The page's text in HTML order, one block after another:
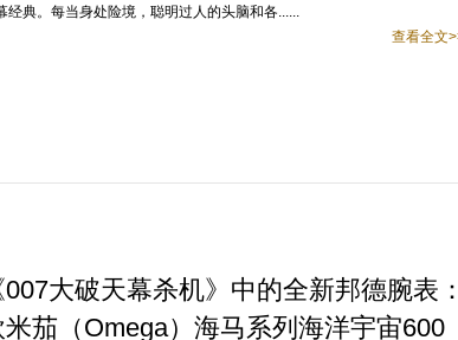
经典。每当身处险境，聪明过人的头脑和各......
查看全文
007大破天幕杀机》中的全新邦德腕表：
米茄（Omega）海马系列海洋宇宙600